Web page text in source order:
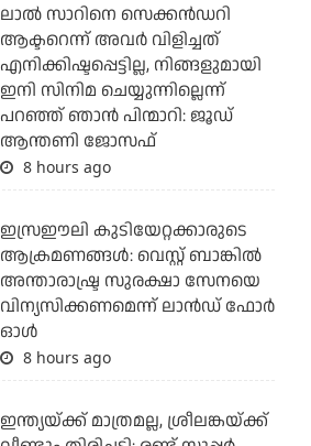
ലാല്‍ സാറിനെ സെക്കന്‍ഡറി
ആക്ടറെന്ന് അവര്‍ വിളിച്ചത്
എനിക്കിഷ്ടപ്പെട്ടില്ല, നിങ്ങളുമായി
ഇനി സിനിമ ചെയ്യുന്നില്ലെന്ന്
പറഞ്ഞ് ഞാന്‍ പിന്മാറി: ജൂഡ്
ആന്തണി ജോസഫ്
8 hours ago
ഇസ്രഈലി കുടിയേറ്റക്കാരുടെ
ആക്രമണങ്ങള്‍: വെസ്റ്റ് ബാങ്കില്‍
അന്താരാഷ്ട്ര സുരക്ഷാ സേനയെ
വിന്യസിക്കണമെന്ന് ലാന്‍ഡ് ഫോര്‍
ഓള്‍
8 hours ago
ഇന്ത്യയ്ക്ക് മാത്രമല്ല, ശ്രീലങ്കയ്ക്ക്